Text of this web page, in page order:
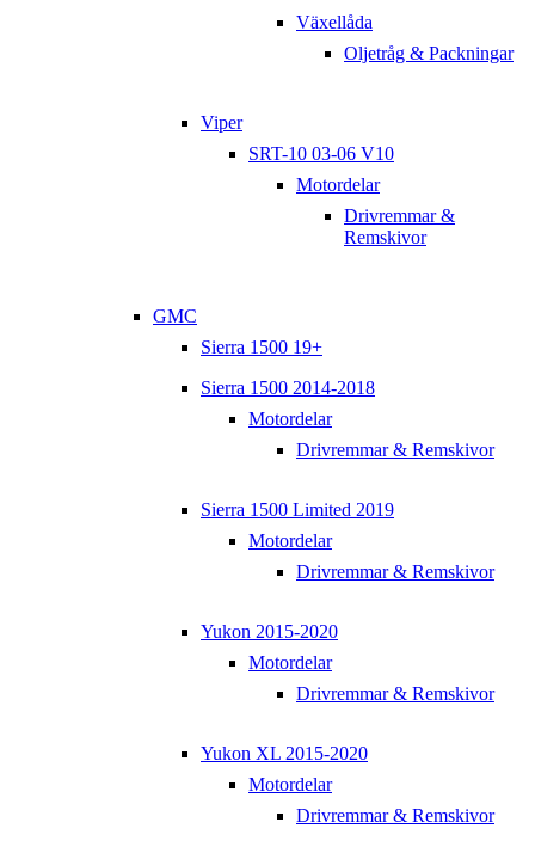
Växellåda
Oljetråg & Packningar
Viper
SRT-10 03-06 V10
Motordelar
Drivremmar &
Remskivor
GMC
Sierra 1500 19+
Sierra 1500 2014-2018
Motordelar
Drivremmar & Remskivor
Sierra 1500 Limited 2019
Motordelar
Drivremmar & Remskivor
Yukon 2015-2020
Motordelar
Drivremmar & Remskivor
Yukon XL 2015-2020
Motordelar
Drivremmar & Remskivor